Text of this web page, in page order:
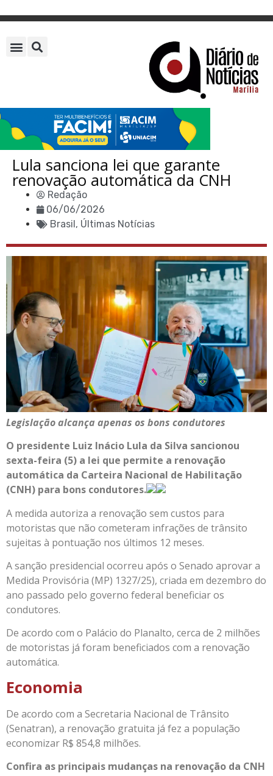
Lula sanciona lei que garante
renovação automática da CNH
Redação
06/06/2026
Brasil, Últimas Notícias
Legislação alcança apenas os bons condutores
O presidente Luiz Inácio Lula da Silva sancionou
sexta-feira (5) a lei que permite a renovação
automática da Carteira Nacional de Habilitação
(CNH) para bons condutores.
A medida autoriza a renovação sem custos para
motoristas que não cometeram infrações de trânsito
sujeitas à pontuação nos últimos 12 meses.
A sanção presidencial ocorreu após o Senado aprovar a
Medida Provisória (MP) 1327/25), criada em dezembro do
ano passado pelo governo federal beneficiar os
condutores.
De acordo com o Palácio do Planalto, cerca de 2 milhões
de motoristas já foram beneficiados com a renovação
automática.
Economia
De acordo com a Secretaria Nacional de Trânsito
(Senatran), a renovação gratuita já fez a população
economizar R$ 854,8 milhões.
Confira as principais mudanças na renovação da CNH